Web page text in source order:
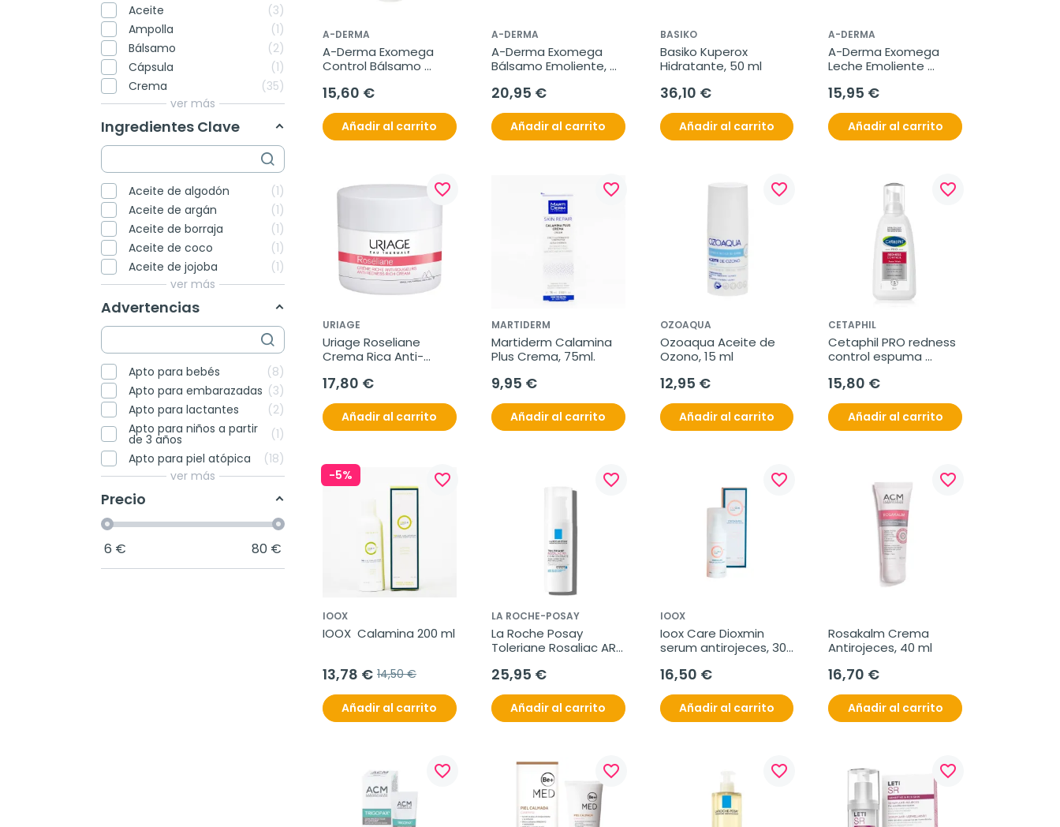
Aceite
3
Ampolla
1
Bálsamo
2
Cápsula
1
Crema
35
ver más
Ingredientes Clave
Aceite de algodón
1
Aceite de argán
1
Aceite de borraja
1
Aceite de coco
1
Aceite de jojoba
1
ver más
Advertencias
Apto para bebés
8
Apto para embarazadas
3
Apto para lactantes
2
Apto para niños a partir
de 3 años
1
Apto para piel atópica
18
ver más
Precio
6 € 80 €
A-DERMA
A-Derma Exomega
Control Bálsamo
15,60 €
Añadir al carrito
A-DERMA
A-Derma Exomega
Bálsamo Emoliente,
20,95 €
Añadir al carrito
BASIKO
Basiko Kuperox
Hidratante, 50 ml
36,10 €
Añadir al carrito
A-DERMA
A-Derma Exomega
Leche Emoliente
15,95 €
Añadir al carrito
favorite_border
URIAGE
Uriage Roseliane
Crema Rica Anti-
17,80 €
Añadir al carrito
favorite_border
MARTIDERM
Martiderm Calamina
Plus Crema, 75ml.
9,95 €
Añadir al carrito
favorite_border
OZOAQUA
Ozoaqua Aceite de
Ozono, 15 ml
12,95 €
Añadir al carrito
favorite_border
CETAPHIL
Cetaphil PRO redness
control espuma
15,80 €
Añadir al carrito
-5% favorite_border
IOOX
IOOX  Calamina 200 ml
13,78 € 14,50 €
Añadir al carrito
favorite_border
LA ROCHE-POSAY
La Roche Posay
Toleriane Rosaliac AR
corrector anti-
25,95 €
Añadir al carrito
favorite_border
IOOX
Ioox Care Dioxmin
serum antirojeces, 30
16,50 €
Añadir al carrito
favorite_border
Rosakalm Crema
Antirojeces, 40 ml
16,70 €
Añadir al carrito
favorite_border favorite_border favorite_border favorite_border